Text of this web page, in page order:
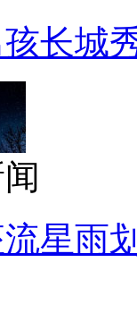
长城
星雨